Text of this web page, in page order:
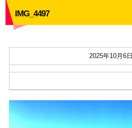
IMG_4497
2025年10月6日